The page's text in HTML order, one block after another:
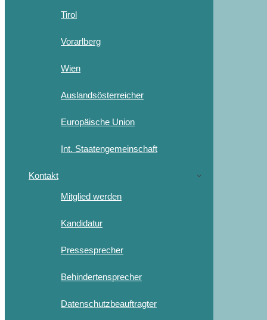
Tirol
Vorarlberg
Wien
Auslandsösterreicher
Europäische Union
Int. Staatengemeinschaft
Kontakt
Mitglied werden
Kandidatur
Pressesprecher
Behindertensprecher
Datenschutzbeauftragter